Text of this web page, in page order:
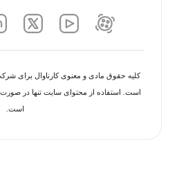
کلیه حقوق مادی و معنوی کارناوال برای
است. استفاده از محتوای سایت تنها در
است.